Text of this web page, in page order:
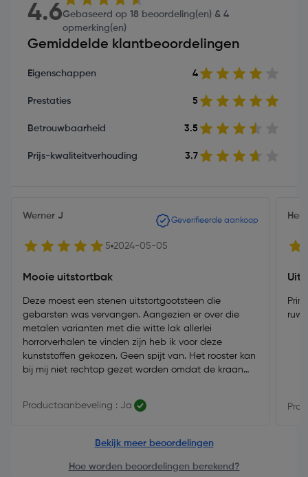
4.6Gebaseerd op 18 beoordeling(en) & 4
opmerking(en)
Gemiddelde klantbeoordelingen
Eigenschappen 4
Prestaties 5
Betrouwbaarheid 3.5
Prijs-kwaliteitverhouding 3.7
Werner J Geverifieerde aankoop
5 2024-05-05
Mooie uitstortbak
Deze moest een stenen uitstortgootsteen die
gebarsten was vervangen. Aangezien er over die
metalen varianten met die witte lak allerlei
horrorverhalen te vinden zijn heb ik voor deze
kunststoffen gekozen. Geen spijt van. Het rooster kan
bij mij niet rechtop gezet worden omdat de kraan
scharnieren trekken als er een hoge emmer in de bak
moet staan.
Productaanbeveling : Ja
Bekijk meer beoordelingen
Hoe worden beoordelingen berekend?